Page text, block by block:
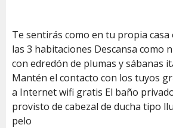
Te sentirás como en tu propia casa
las 3 habitaciones Descansa como
con edredón de plumas y sábanas
Mantén el contacto con los tuyos
a Internet wifi gratis El baño
provisto de cabezal de ducha tipo
pelo